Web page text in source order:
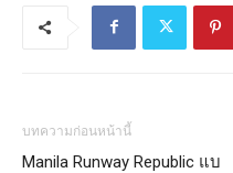
บทความก่อนหน้านี้
Manila Runway Republic แบ